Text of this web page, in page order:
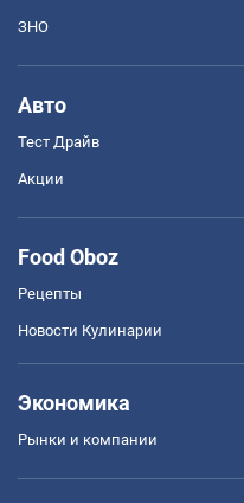
ЗНО
Авто
Тест Драйв
Акции
Food Oboz
Рецепты
Новости Кулинарии
Экономика
Рынки и компании